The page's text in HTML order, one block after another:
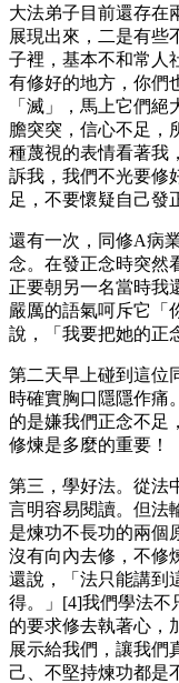
大法弟子目前還存在
展現出來，二是有些
子裡，基本不和常人
有修好的地方，你們
「滅」，馬上它們
膽突突，信心不足，
種蔑視的表情看著我
訴我，我們不光要修
足，不要懷疑自己發
還有一次，同修A病
念。在發正念時突然
正要朝另一名當時我
嚴厲的語氣呵斥它「
說，「我要把她的正
第二天早上碰到這位
時確實胸口隱隱作痛
的是嫌我們正念不足
修煉是多麼的重要！
第三，學好法。從法
言明容易閱讀。但法
是煉功不長功的兩個
沒有向內去修，不修
還說，「法只能講到
得。」[4]我們學法不
的要求修去執著心，
展示給我們，讓我們
己、不堅持煉功都是